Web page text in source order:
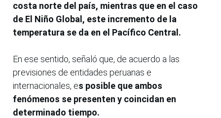
costa norte del país, mientras que en el caso
de El Niño Global, este incremento de la
temperatura se da en el Pacífico Central.
En ese sentido, señaló que, de acuerdo a las
previsiones de entidades peruanas e
internacionales, es posible que ambos
fenómenos se presenten y coincidan en
determinado tiempo.